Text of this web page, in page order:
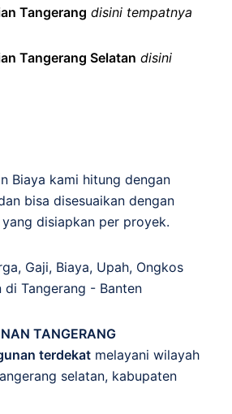
Tangerang disini tempatnya
Tangerang Selatan disini
Biaya kami hitung dengan
bisa disesuaikan dengan
disiapkan per proyek.
, Gaji, Biaya, Upah, Ongkos
di Tangerang - Banten
TANGERANG
terdekat melayani wilayah
selatan, kabupaten